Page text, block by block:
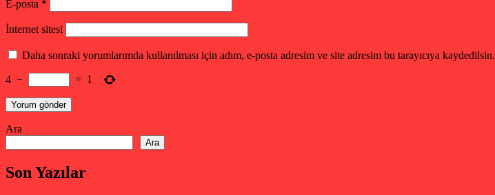
E-posta *
İnternet sitesi
Daha sonraki yorumlarımda kullanılması için adım, e-posta adresim ve site adresim bu tarayıcıya kaydedilsin.
4 − = 1
Ara
Ara
Son Yazılar